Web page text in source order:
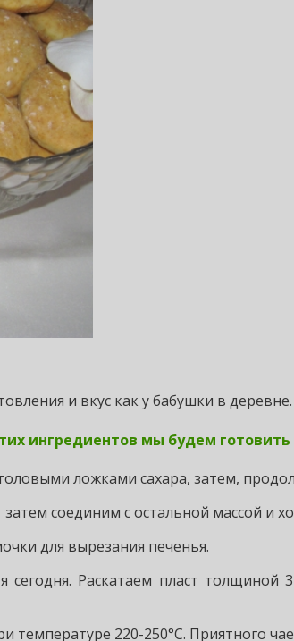
и вкус как у бабушки в деревне.
ингредиентов мы будем
ложками сахара, затем,
соединим с остальной массой и
для вырезания печенья.
Раскатаем пласт
220-250°С. Приятного